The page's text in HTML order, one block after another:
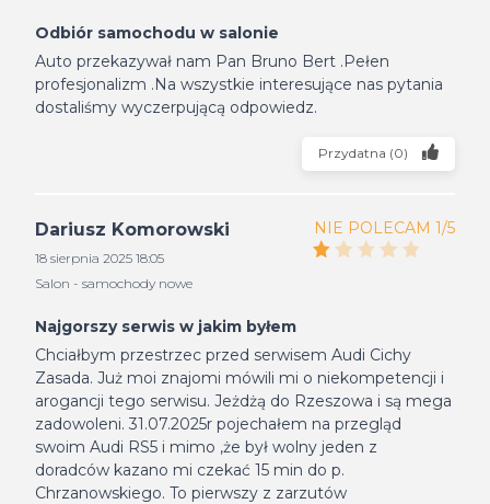
Odbiór samochodu w salonie
Auto przekazywał nam Pan Bruno Bert .Pełen
profesjonalizm .Na wszystkie interesujące nas pytania
dostaliśmy wyczerpującą odpowiedz.
Przydatna (0)
Dariusz Komorowski
18 sierpnia 2025 18:05
Salon - samochody nowe
NIE POLECAM 1/5
Najgorszy serwis w jakim byłem
Chciałbym przestrzec przed serwisem Audi Cichy
Zasada. Już moi znajomi mówili mi o niekompetencji i
arogancji tego serwisu. Jeżdżą do Rzeszowa i są mega
zadowoleni. 31.07.2025r pojechałem na przegląd
swoim Audi RS5 i mimo ,że był wolny jeden z
doradców kazano mi czekać 15 min do p.
Chrzanowskiego. To pierwszy z zarzutów